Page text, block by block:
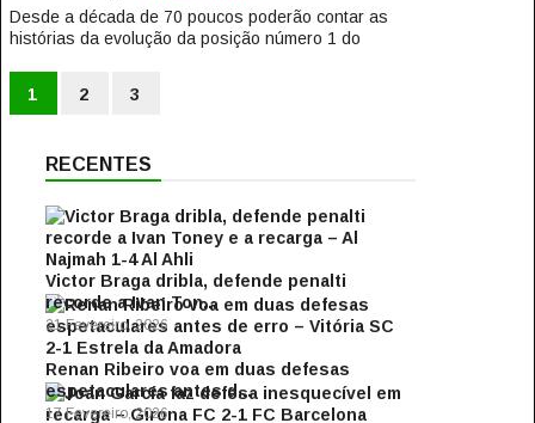
Desde a década de 70 poucos poderão contar as
histórias da evolução da posição número 1 do
1
2 3
RECENTES
Victor Braga dribla, defende penalti
recorde a Ivan Ton...
21 Fevereiro, 2026
Renan Ribeiro voa em duas defesas
espetaculares antes d...
17 Fevereiro, 2026